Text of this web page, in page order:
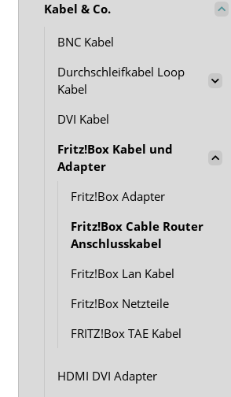
Kabel & Co.
BNC Kabel
Durchschleifkabel Loop
Kabel
DVI Kabel
Fritz!Box Kabel und
Adapter
Fritz!Box Adapter
Fritz!Box Cable Router
Anschlusskabel
Fritz!Box Lan Kabel
Fritz!Box Netzteile
FRITZ!Box TAE Kabel
HDMI DVI Adapter